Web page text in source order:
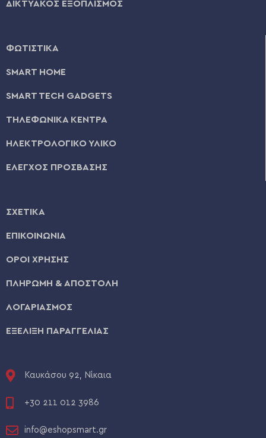
ΔΙΚΤΥΑΚΟΣ ΕΞΟΠΛΙΣΜΟΣ
ΦΩΤΙΣΤΙΚΑ
SMART HOME
SMART TECH GADGETS
ΤΗΛΕΦΩΝΙΚΑ ΚΕΝΤΡΑ
ΗΛΕΚΤΡΟΛΟΓΙΚΟ ΥΛΙΚΟ
ΕΛΕΓΧΟΣ ΠΡΟΣΒΑΣΗΣ
ΣΧΕΤΙΚΑ
ΕΠΙΚΟΙΝΩΝΙΑ
ΟΡΟΙ ΧΡΗΣΗΣ
ΠΛΗΡΩΜΗ & ΑΠΟΣΤΟΛΗ
ΛΟΓΑΡΙΑΣΜΟΣ
ΕΞΕΛΙΞΗ ΠΑΡΑΓΓΕΛΙΑΣ
Καυκάσου 92, Νίκαια
+30 211 012 3986
info@eshopsmart.gr